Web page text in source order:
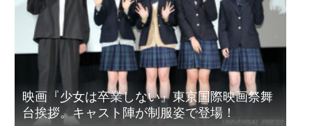
映画『少女は卒業しない』東京国際映画祭舞
台挨拶。キャスト陣が制服姿で登場！